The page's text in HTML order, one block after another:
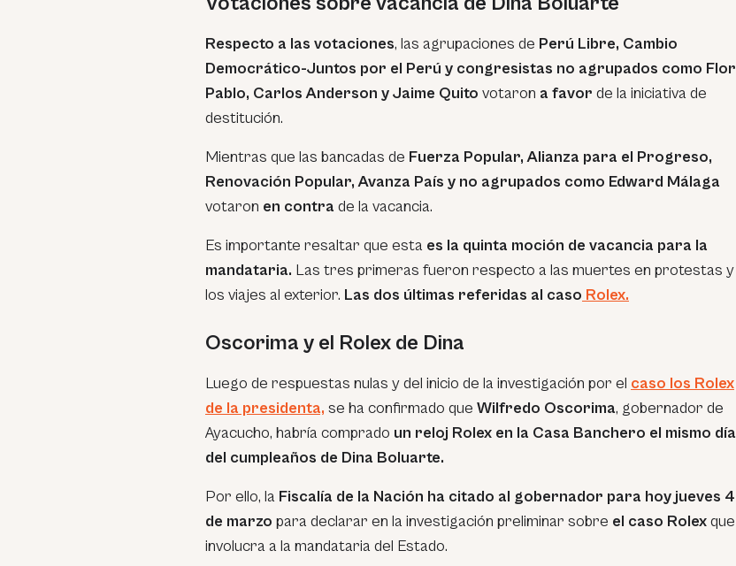
Respecto a las votaciones, las agrupaciones de Perú Libre, Cambio
Democrático-Juntos por el Perú y congresistas no agrupados como Flor
Pablo, Carlos Anderson y Jaime Quito votaron a favor de la iniciativa de
destitución.
Mientras que las bancadas de Fuerza Popular, Alianza para el Progreso,
Renovación Popular, Avanza País y no agrupados como Edward Málaga
votaron en contra de la vacancia.
Es importante resaltar que esta es la quinta moción de vacancia para la
mandataria. Las tres primeras fueron respecto a las muertes en protestas y
los viajes al exterior. Las dos últimas referidas al caso Rolex.
Oscorima y el Rolex de Dina
Luego de respuestas nulas y del inicio de la investigación por el caso los Rolex
de la presidenta, se ha confirmado que Wilfredo Oscorima, gobernador de
Ayacucho, habría comprado un reloj Rolex en la Casa Banchero el mismo día
del cumpleaños de Dina Boluarte.
Por ello, la Fiscalía de la Nación ha citado al gobernador para hoy jueves 4
de marzo para declarar en la investigación preliminar sobre el caso Rolexque
involucra a la mandataria del Estado.